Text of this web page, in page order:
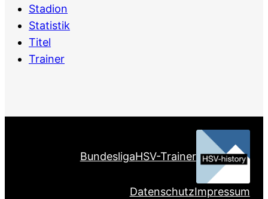
Stadion
Statistik
Titel
Trainer
BundesligaHSV-Trainer
DatenschutzImpressum